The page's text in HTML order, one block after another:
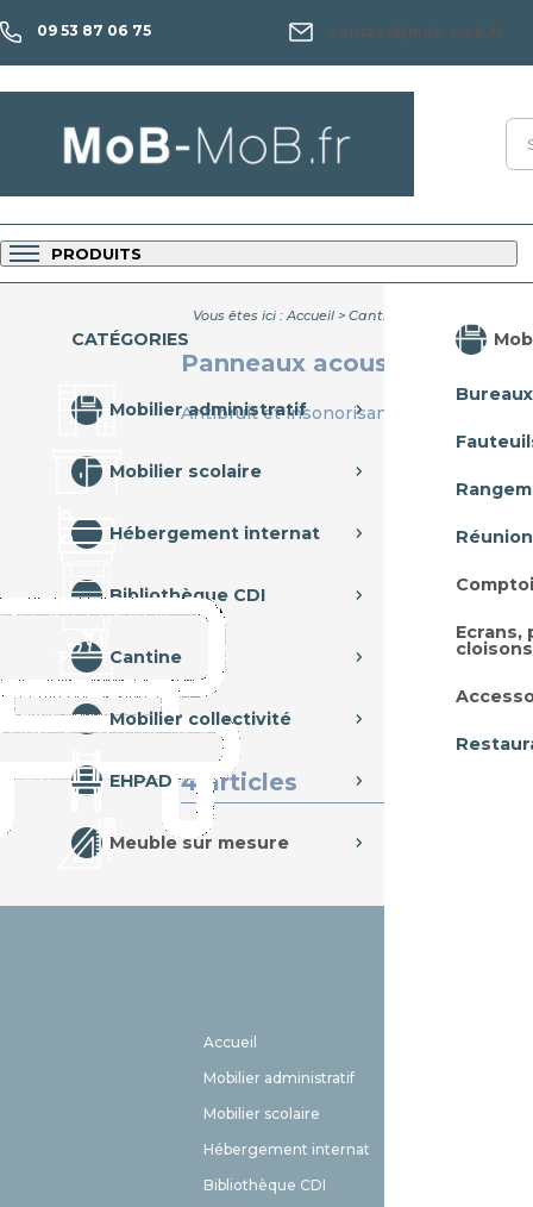
09 53 87 06 75 contact@mob-mob.fr
PRODUITS
CATÉGORIES
Mobilier administratif
Mobilier scolaire
Hébergement internat
Bibliothèque CDI
Cantine
Mobilier collectivité
EHPAD
Meuble sur mesure
Bureaux
Réunion
Ecrans,
Vous êtes ici : Accueil > Cantine
Panneaux acoustiques
Antibruit et insonorisant
4 articles
Accueil
Mobilier administratif
Mobilier scolaire
Hébergement internat
Bibliothèque CDI